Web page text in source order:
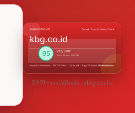
S991mostWhois · kbg.co.id